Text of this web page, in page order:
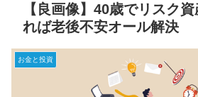
【良画像】40歳でリスク
れば老後不安オール解決
お金と投資